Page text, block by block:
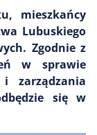
mieszkańcy
Lubuskiego
Zgodnie z
w sprawie
zarządzania
się w